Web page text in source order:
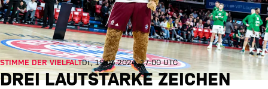
STIMME DER VIELFALTDi., 19.03.2024, 17:00 UTC
DREI LAUTSTARKE ZEICHEN